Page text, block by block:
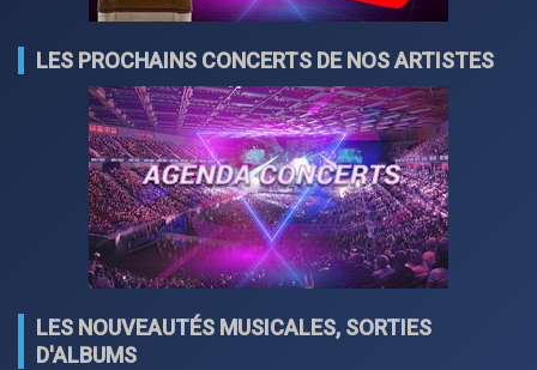
LES PROCHAINS CONCERTS DE NOS ARTISTES
LES NOUVEAUTÉS MUSICALES, SORTIES
D'ALBUMS